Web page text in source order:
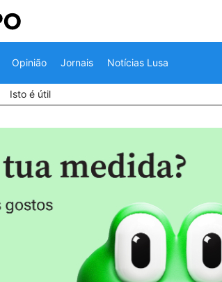
Opinião Jornais Notícias Lusa
Isto é útil